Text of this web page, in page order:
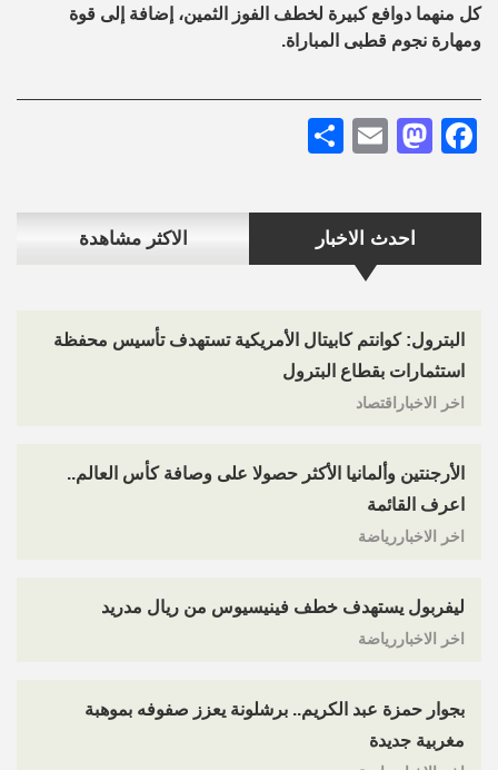
احدث الاخبار الاكثر مشاهدة
البترول: كوانتم كابيتال الأمريكية تستهدف تأسيس محفظة
استثمارات بقطاع البترول
اخر الاخباراقتصاد
الأرجنتين وألمانيا الأكثر حصولا على وصافة كأس العالم..
اعرف القائمة
اخر الاخباررياضة
ليفربول يستهدف خطف فينيسيوس من ريال مدريد
اخر الاخباررياضة
بجوار حمزة عبد الكريم.. برشلونة يعزز صفوفه بموهبة
مغربية جديدة
كل منهما دوافع كبيرة لخطف الفوز الثمين، إضافة إلى قوة
ومهارة نجوم قطبى المباراة.
Facebook
Mastodon
Email